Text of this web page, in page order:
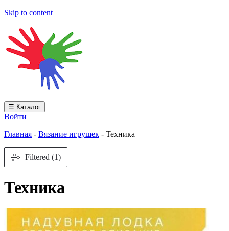
Skip to content
☰ Каталог
Войти
Главная - Вязание игрушек - Техника
Filtered (1)
Техника